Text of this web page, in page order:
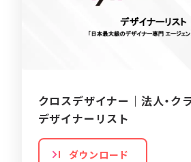
クロスデザイナー｜法人・ク
デザイナーリスト
ダウンロード